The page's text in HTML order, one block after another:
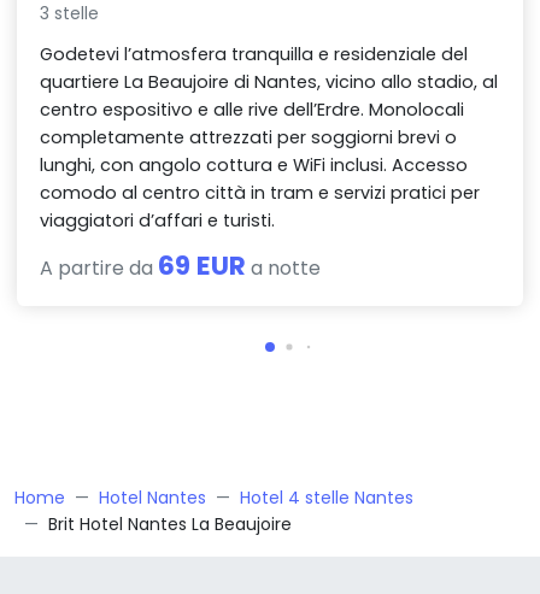
3 stelle
Godetevi l’atmosfera tranquilla e residenziale del
quartiere La Beaujoire di Nantes, vicino allo stadio, al
centro espositivo e alle rive dell’Erdre. Monolocali
completamente attrezzati per soggiorni brevi o
lunghi, con angolo cottura e WiFi inclusi. Accesso
comodo al centro città in tram e servizi pratici per
viaggiatori d’affari e turisti.
A partire da 69 EUR a notte
Home Hotel Nantes
Hotel 4 stelle Nantes
Brit Hotel Nantes La Beaujoire